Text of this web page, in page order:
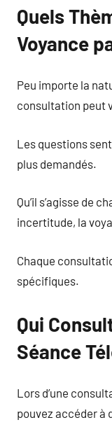
Quels
Voyance
Peu importe la
consultation peut
Les questions
plus demandés.
Qu’il s’agisse de
incertitude, la
Chaque
spécifiques.
Qui
Séance
Lors d’une
pouvez accéder à